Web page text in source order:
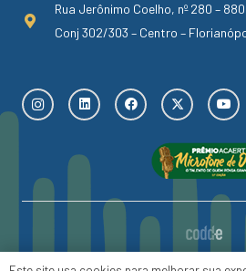
Rua Jerônimo Coelho, nº 280 –
Conj 302/303 – Centro –